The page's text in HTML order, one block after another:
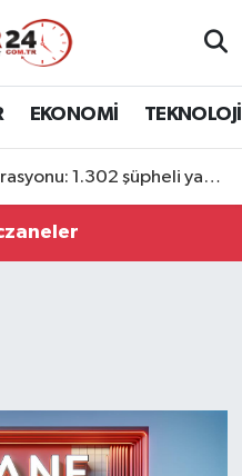
EKONOMİ TEKNOLOJİ
1.302 şüpheli yakalandı